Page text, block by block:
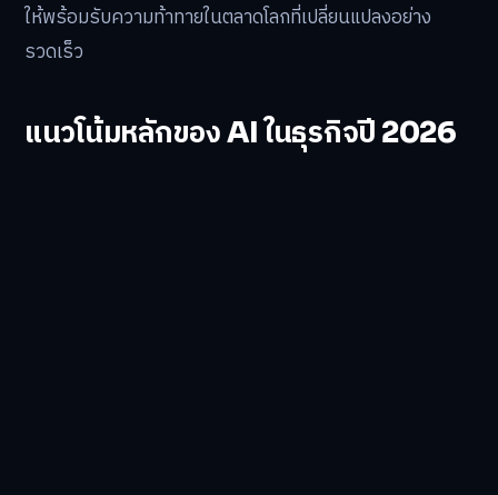
ให้พร้อมรับความท้าทายในตลาดโลกที่เปลี่ยนแปลงอย่าง
รวดเร็ว
แนวโน้มหลักของ AI ในธุรกิจปี 2026